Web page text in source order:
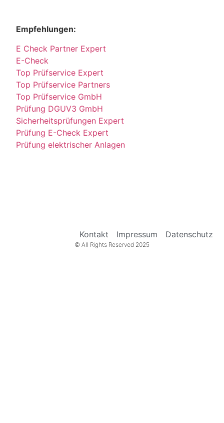
Empfehlungen:
E Check Partner Expert
E-Check
Top Prüfservice Expert
Top Prüfservice Partners
Top Prüfservice GmbH
Prüfung DGUV3 GmbH
Sicherheitsprüfungen Expert
Prüfung E-Check Expert
Prüfung elektrischer Anlagen
Kontakt Impressum Datenschutz
© All Rights Reserved 2025